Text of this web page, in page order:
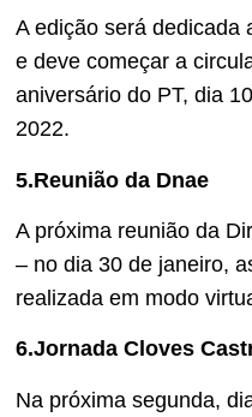
A edição será dedicada
e deve começar a
aniversário do PT, dia
2022.
5.Reunião da Dnae
A próxima reunião da
– no dia 30 de janeiro,
realizada em modo
6.Jornada Cloves
Na próxima segunda,